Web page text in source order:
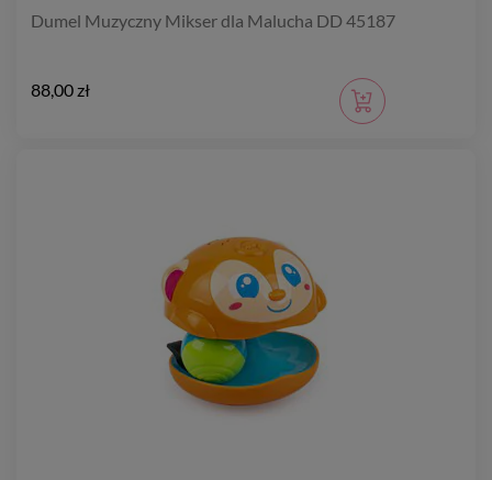
Dumel Muzyczny Mikser dla Malucha DD 45187
88,00 zł